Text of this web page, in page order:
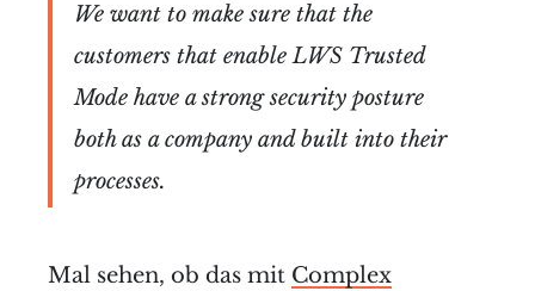
We want to make sure that the
customers that enable LWS Trusted
Mode have a strong security posture
both as a company and built into their
processes.
Mal sehen, ob das mit Complex